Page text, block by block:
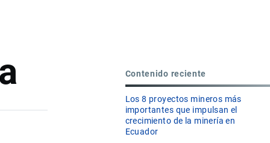
Contenido reciente
Los 8 proyectos mineros más
importantes que impulsan el
crecimiento de la minería en
Ecuador